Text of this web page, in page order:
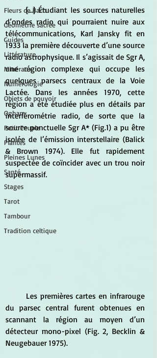
Fleurs de Bach
Géométrie sacrée
Guides
Littérature
Minéraux
Numérologie
Objets de pouvoir
Ogham
Petit Peuple
Plantes
Pleines Lunes
Santé
Stages
Tarot
Tambour
Tradition celtique
	[...] Étudiant les sources naturelles
d’ondes radio qui pourraient nuire aux
télécommunications, Karl Jansky fit en
1933 la première découverte d’une source
radio astrophysique. Il s’agissait de Sgr A,
une région complexe qui occupe les
quelques parsecs centraux de la Voie
Lactée. Dans les années 1970, cette
région a été étudiée plus en détails par
interférométrie radio, de sorte que la
source ponctuelle Sgr A* (Fig.1) a pu être
isolée de l’émission interstellaire (Balick
& Brown 1974). Elle fut rapidement
suspectée de coïncider avec un trou noir
supermassif.
du parsec central furent obtenues en
scannant la région au moyen d’un
détecteur mono-pixel (Fig. 2, Becklin &
Neugebauer 1975).